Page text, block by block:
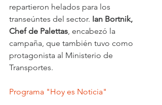
repartieron helados para los
transeúntes del sector. Ian Bortnik,
Chef de Palettas, encabezó la
campaña, que también tuvo como
protagonista al Ministerio de
Transportes.
Programa "Hoy es Noticia"